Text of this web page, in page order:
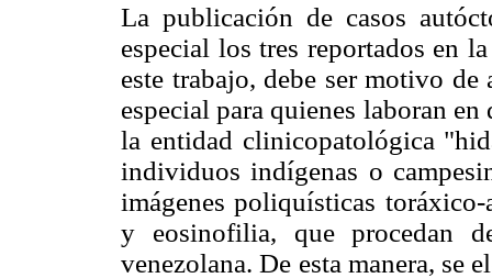
La publicación de casos
especial los tres reportados en
este trabajo, debe ser motivo
especial para quienes laboran
la entidad clinicopatológica
individuos indígenas o
imágenespoliquísticas toráxico-
y eosinofilia, que procedan
venezolana. De esta manera, se